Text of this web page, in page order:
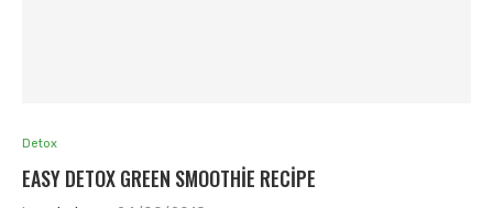
Detox
EASY DETOX GREEN SMOOTHIE RECIPE